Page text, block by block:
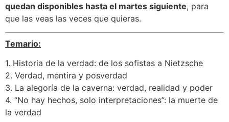
quedan disponibles hasta el martes siguiente, para
que las veas las veces que quieras.
Temario:
1. Historia de la verdad: de los sofistas a Nietzsche
2. Verdad, mentira y posverdad
3. La alegoría de la caverna: verdad, realidad y poder
4. “No hay hechos, solo interpretaciones”: la muerte de
la verdad